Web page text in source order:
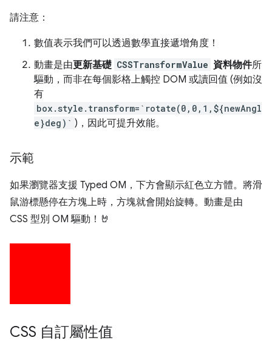
請注意：
數值表示我們可以透過數學直接遞增角度！
動畫是由更新基礎 CSSTransformValue 資料物件所
驅動，而非在每個影格上觸控 DOM 或讀回值 (例如沒
有
box.style.transform=`rotate(0,0,1,${newAngl
e}deg)` )，因此可提升效能。
示範
如果瀏覽器支援 Typed OM，下方會顯示紅色立方體。將滑
鼠游標懸停在方塊上時，方塊就會開始旋轉。動畫是由
CSS 型別 OM 驅動！🤘
CSS 自訂屬性值